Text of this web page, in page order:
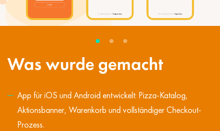
Was wurde gemacht
App für iOS und Android entwickelt: Pizza-Katalog,
Aktionsbanner, Warenkorb und vollständiger Checkout-
Prozess.